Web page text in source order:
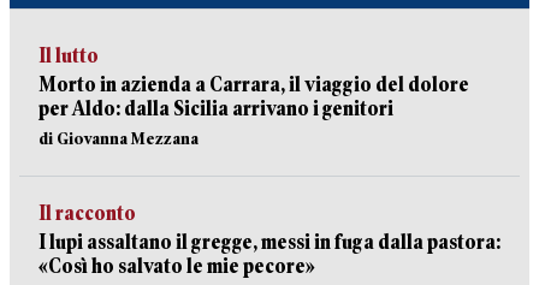
Il lutto
Morto in azienda a Carrara, il viaggio del dolore
per Aldo: dalla Sicilia arrivano i genitori
di Giovanna Mezzana
Il racconto
I lupi assaltano il gregge, messi in fuga dalla pastora:
«Così ho salvato le mie pecore»